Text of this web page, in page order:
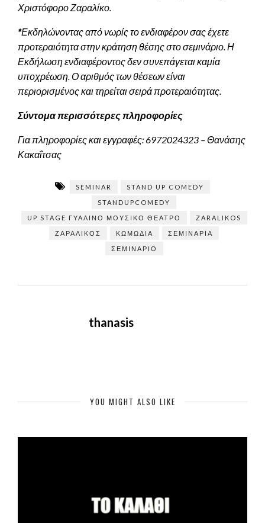
Χριστόφορο Ζαραλίκο.
*Εκδηλώνοντας από νωρίς το ενδιαφέρον σας έχετε
προτεραιότητα στην κράτηση θέσης στο σεμινάριο. Η
Εκδήλωση ενδιαφέροντος δεν συνεπάγεται καμία
υποχρέωση. Ο αριθμός των θέσεων είναι
περιορισμένος και τηρείται σειρά προτεραιότητας.
Σύντομα περισσότερες πληροφορίες
Για πληροφορίες και εγγραφές: 6972024323 – Θανάσης
Κακαΐτσας
SEMINAR
STAND UP COMEDY
STANDUPCOMEDY
UP STAGE ΓΥΆΛΙΝΟ ΜΟΥΣΙΚΌ ΘΈΑΤΡΟ
ZARALIKOS
ΖΑΡΑΛΊΚΟΣ
ΚΩΜΩΔΊΑ
ΣΕΜΙΝΆΡΙΑ
ΣΕΜΙΝΆΡΙΟ
thanasis
YOU MIGHT ALSO LIKE